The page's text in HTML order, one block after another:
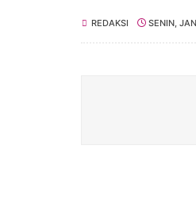
REDAKSI SENIN,